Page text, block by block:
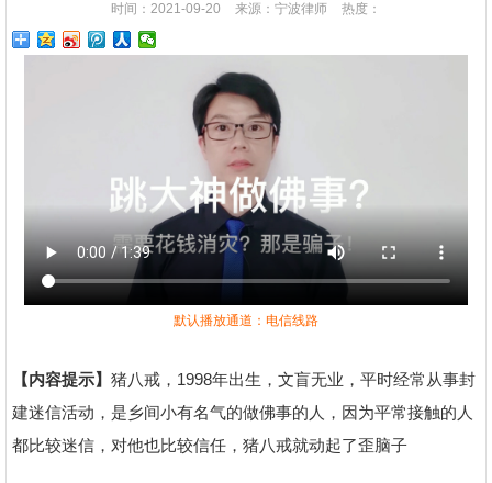
时间：2021-09-20 来源：宁波律师 热度：
默认播放通道：电信线路
【内容提示】 猪八戒，1998年出生，文盲无业，平时经常从事封
建迷信活动，是乡间小有名气的做佛事的人，因为平常接触的人
都比较迷信，对他也比较信任，猪八戒就动起了歪脑子